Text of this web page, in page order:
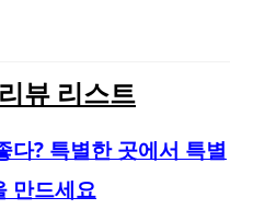
뷰 리스트
다? 특별한 곳에서 특별
만드세요